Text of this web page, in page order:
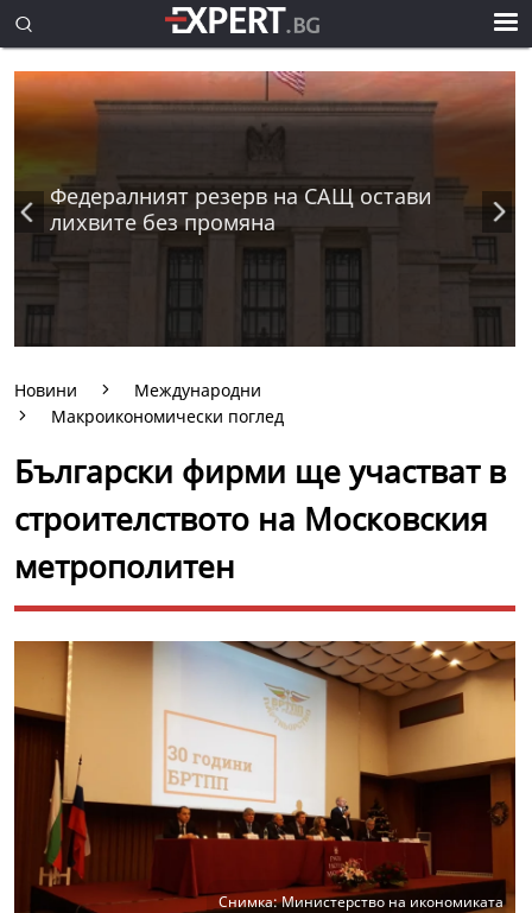
Федералният резерв на САЩ остави
лихвите без промяна
Новини
Международни
Макроикономически поглед
Български фирми ще участват в
строителството на Московския
метрополитен
Снимка: Министерство на икономиката